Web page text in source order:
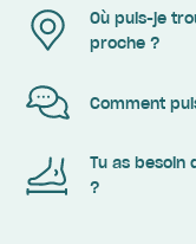
Où puis-je
proche ?
Comment
Tu as besoin
?